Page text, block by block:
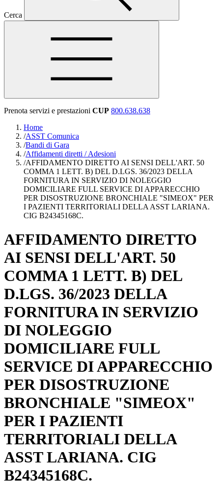
Cerca
Prenota servizi e prestazioni CUP 800.638.638
Home
/ASST Comunica
/Bandi di Gara
/Affidamenti diretti / Adesioni
/AFFIDAMENTO DIRETTO AI SENSI DELL'ART. 50
COMMA 1 LETT. B) DEL D.LGS. 36/2023 DELLA
FORNITURA IN SERVIZIO DI NOLEGGIO
DOMICILIARE FULL SERVICE DI APPARECCHIO
PER DISOSTRUZIONE BRONCHIALE "SIMEOX" PER
I PAZIENTI TERRITORIALI DELLA ASST LARIANA.
CIG B24345168C.
AFFIDAMENTO DIRETTO
AI SENSI DELL'ART. 50
COMMA 1 LETT. B) DEL
D.LGS. 36/2023 DELLA
FORNITURA IN SERVIZIO
DI NOLEGGIO
DOMICILIARE FULL
SERVICE DI APPARECCHIO
PER DISOSTRUZIONE
BRONCHIALE "SIMEOX"
PER I PAZIENTI
TERRITORIALI DELLA
ASST LARIANA. CIG
B24345168C.